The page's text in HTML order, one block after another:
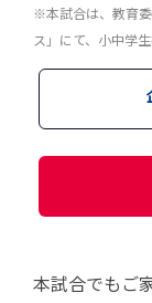
※本試合は、教育
ス」にて、小中学
本試合でもご